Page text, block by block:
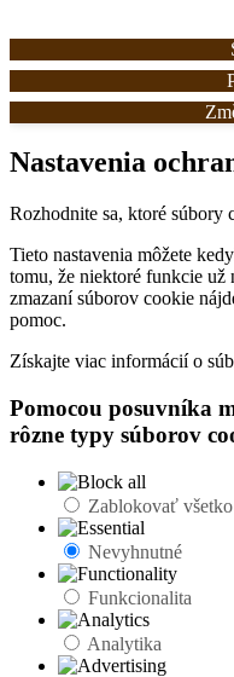
Nastavenia
Rozhodnite sa, ktoré súbory
Tieto nastavenia môžete
tomu, že niektoré funkcie
zmazaní súborov cookie
pomoc.
Získajte viac informácií o
Pomocou posuvníka
rôzne typy súborov
Zablokovať všetko
Nevyhnutné
Funkcionalita
Analytika